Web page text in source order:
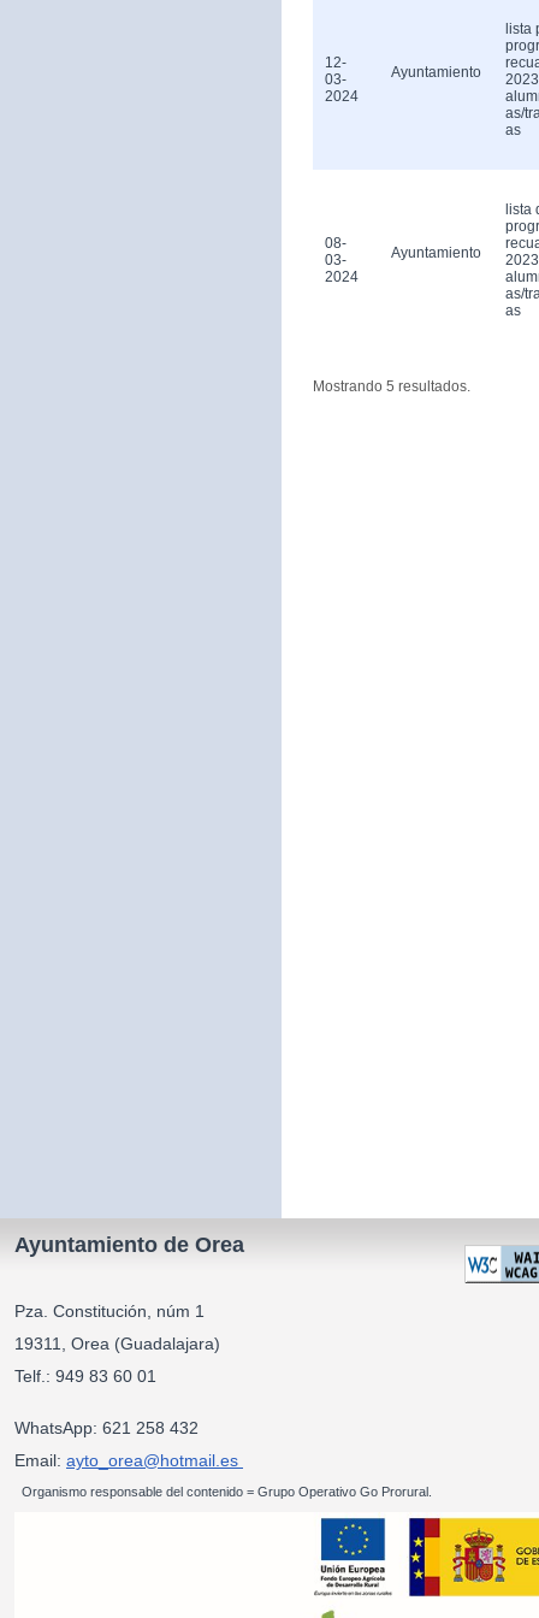
12-
03-
2024
Ayuntamiento
lista
as/
as
08-
03-
2024
Ayuntamiento
lista
as/
as
Mostrando 5 resultados.
Ayuntamiento de Orea
Pza. Constitución, núm 1
19311, Orea (Guadalajara)
Telf.: 949 83 60 01
WhatsApp: 621 258 432
Email: ayto_orea@hotmail.es
Organismo responsable del contenido = Grupo Operativo Go Prorural.